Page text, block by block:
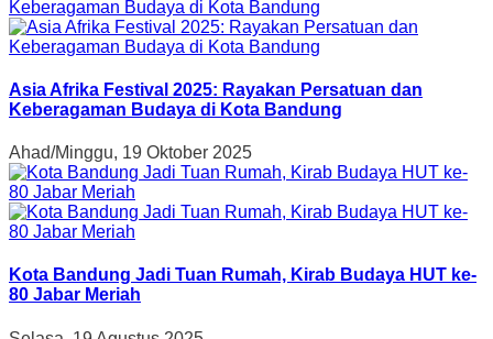
Asia Afrika Festival 2025: Rayakan Persatuan dan
Keberagaman Budaya di Kota Bandung
Ahad/Minggu, 19 Oktober 2025
Kota Bandung Jadi Tuan Rumah, Kirab Budaya HUT ke-
80 Jabar Meriah